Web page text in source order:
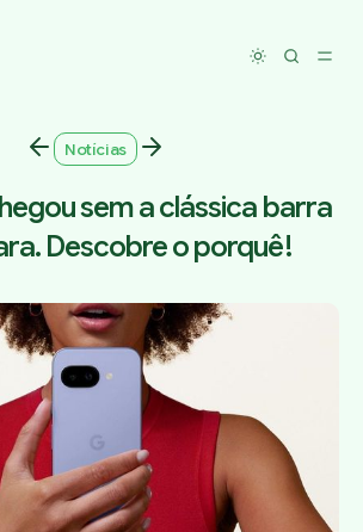
Toggle
Notícias
sem a clássica barra
Descobre o porquê!